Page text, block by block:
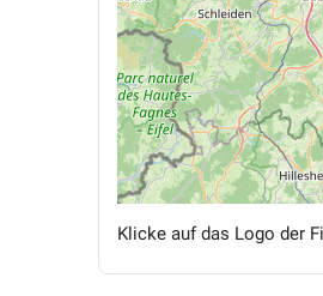
Klicke auf das Logo der